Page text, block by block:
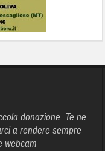
donazione. Te ne
a rendere sempre
webcam